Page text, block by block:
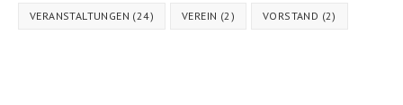
VERANSTALTUNGEN (24) VEREIN (2) VORSTAND (2)